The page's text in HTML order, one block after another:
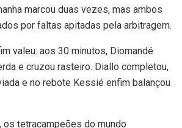
marcou duas vezes, mas ambos
por faltas apitadas pela arbitragem.
valeu: aos 30 minutos, Diomandé
e cruzou rasteiro. Diallo completou,
e no rebote Kessié enfim balançou
os tetracampeões do mundo